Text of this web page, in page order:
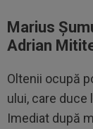
Marius
Adrian
Oltenii ocupă
ului, care duce
Imediat după